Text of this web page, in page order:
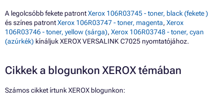
A legolcsóbb fekete patrontXerox 106R03745 - toner, black (fekete )
és színes patrontXerox 106R03747 - toner, magenta, Xerox
106R03746 - toner, yellow (sárga), Xerox 106R03748 - toner, cyan
(azúrkék) kínáljuk XEROX VERSALINK C7025 nyomtatójához.
Cikkek a blogunkon XEROX témában
Számos cikket írtunk XEROX blogunkon: